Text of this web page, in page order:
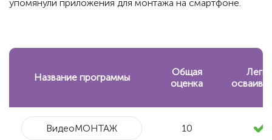
упомянули приложения для монтажа на смартфоне.
Название программы
Общая
оценка
ВидеоМОНТАЖ 10